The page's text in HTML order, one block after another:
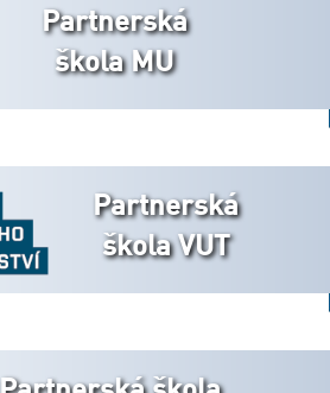
Partnerská
škola MU
Partnerská
škola VUT